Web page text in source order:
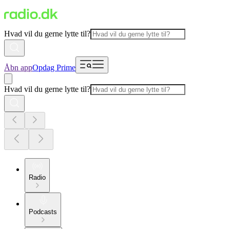
Hvad vil du gerne lytte til?
Åbn appOpdag Prime
Hvad vil du gerne lytte til?
Radio
Podcasts